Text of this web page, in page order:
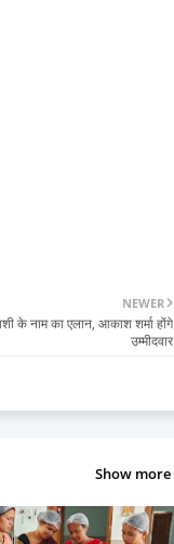
NEWER
के नाम का एलान, आकाश शर्मा होंगे
उम्मीदवार
Show more